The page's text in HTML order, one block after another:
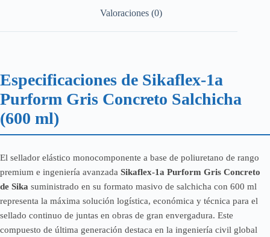
Valoraciones (0)
Especificaciones de Sikaflex-1a
Purform Gris Concreto Salchicha
(600 ml)
El sellador elástico monocomponente a base de poliuretano de rango
premium e ingeniería avanzada Sikaflex-1a Purform Gris Concreto
de Sika suministrado en su formato masivo de salchicha con 600 ml
representa la máxima solución logística, económica y técnica para el
sellado continuo de juntas en obras de gran envergadura. Este
compuesto de última generación destaca en la ingeniería civil global